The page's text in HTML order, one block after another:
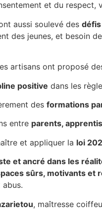
et du respect,
aussi soulevé des
des jeunes, et besoin de
artisans ont proposé
positive dans les
des formations
entre parents,
et appliquer la loi
et ancré dans les
sûrs, motivants et
, maîtresse